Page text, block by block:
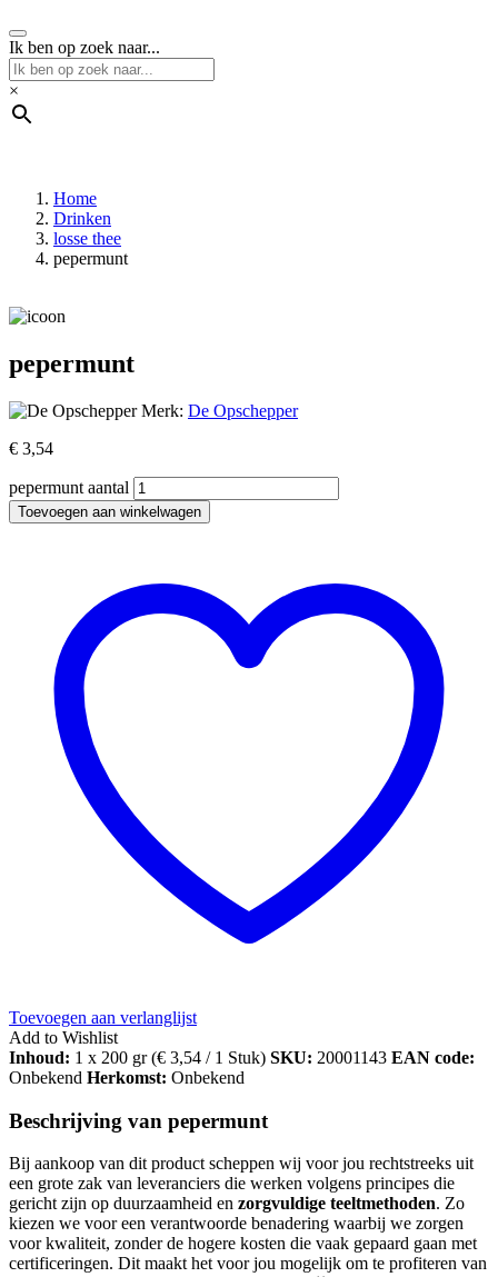
Ik ben op zoek naar...
×
Home
Drinken
losse thee
pepermunt
pepermunt
Merk: De Opschepper
€ 3,54
pepermunt aantal
Toevoegen aan winkelwagen
Toevoegen aan verlanglijst
Add to Wishlist
Inhoud: 1 x 200 gr (€ 3,54 / 1 Stuk) SKU: 20001143 EAN code:
Onbekend Herkomst: Onbekend
Beschrijving van pepermunt
Bij aankoop van dit product scheppen wij voor jou rechtstreeks uit
een grote zak van leveranciers die werken volgens principes die
gericht zijn op duurzaamheid en zorgvuldige teeltmethoden. Zo
kiezen we voor een verantwoorde benadering waarbij we zorgen
voor kwaliteit, zonder de hogere kosten die vaak gepaard gaan met
certificeringen. Dit maakt het voor jou mogelijk om te profiteren van